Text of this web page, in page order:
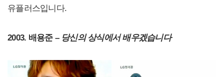
유플러스입니다.
2003. 배용준 – 당신의 상식에서 배우겠습니다